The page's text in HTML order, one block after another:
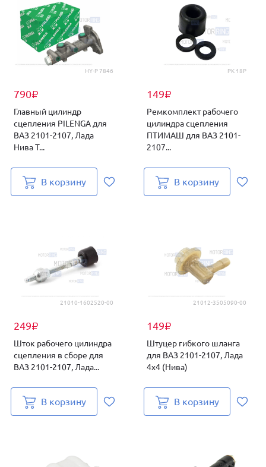
HY-P 7846
790₽
Главный цилиндр
сцепления PILENGA для
ВАЗ 2101-2107, Лада
Нива Т...
В корзину
РК 18Р
149₽
Ремкомплект рабочего
цилиндра сцепления
ПТИМАШ для ВАЗ 2101-
2107...
В корзину
21010-1602520-00
249₽
Шток рабочего цилиндра
сцепления в сборе для
ВАЗ 2101-2107, Лада...
В корзину
21012-3505090-00
149₽
Штуцер гибкого шланга
для ВАЗ 2101-2107, Лада
4х4 (Нива)
В корзину